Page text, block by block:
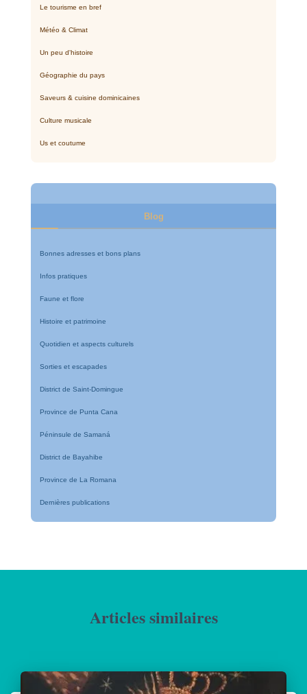
Le tourisme en bref
Météo & Climat
Un peu d'histoire
Géographie du pays
Saveurs & cuisine dominicaines
Culture musicale
Us et coutume
Blog
Bonnes adresses et bons plans
Infos pratiques
Faune et flore
Histoire et patrimoine
Quotidien et aspects culturels
Sorties et escapades
District de Saint-Domingue
Province de Punta Cana
Péninsule de Samaná
District de Bayahibe
Province de La Romana
Dernières publications
Articles similaires